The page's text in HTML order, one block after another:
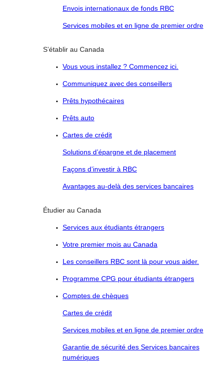
Envois internationaux de fonds RBC
Services mobiles et en ligne de premier ordre
S’établir au Canada
Vous vous installez ? Commencez ici.
Communiquez avec des conseillers
Prêts hypothécaires
Prêts auto
Cartes de crédit
Solutions d’épargne et de placement
Façons d’investir à RBC
Avantages au-delà des services bancaires
Étudier au Canada
Services aux étudiants étrangers
Votre premier mois au Canada
Les conseillers RBC sont là pour vous aider.
Programme CPG pour étudiants étrangers
Comptes de chèques
Cartes de crédit
Services mobiles et en ligne de premier ordre
Garantie de sécurité des Services bancaires
numériques